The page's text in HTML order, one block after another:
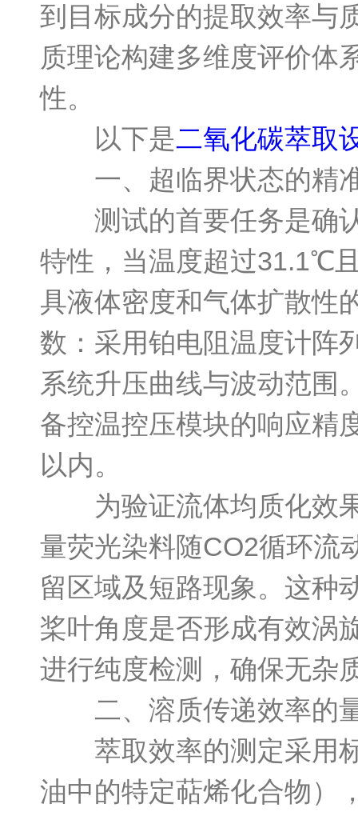
到目标成分的提取效率与
质理论构建多维度评价体
性。
以下是二氧化碳萃取
一、超临界状态的精
测试的首要任务是确认
特性，当温度超过31.1℃
具液体密度和气体扩散性
数：采用铂电阻温度计阵
系统升压曲线与波动范围
备控温控压模块的响应
以内。
为验证流体均质化效果
量荧光染料随CO2循环流
留区域及短路现象。这种
桨叶角度是否形成有效涡
进行纯度检测，确保无杂
二、溶质传递效率的
萃取效率的测定采用标
油中的特定萜烯化合物）